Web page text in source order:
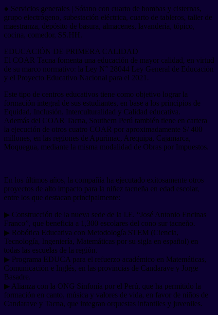
● Servicios generales | Sótano con cuarto de bombas y cisternas,
grupo electrógeno, subestación eléctrica, cuarto de tableros, taller de
maestranza, depósito de basura, almacenes, lavandería, tópico,
cocina, comedor, SS.HH.
EDUCACIÓN DE PRIMERA CALIDAD
El COAR Tacna fomenta una educación de mayor calidad, en virtud
de su marco normativo: la Ley N° 28044 Ley General de Educación
y el Proyecto Educativo Nacional para el 2021.
Este tipo de centros educativos tiene como objetivo lograr la
formación integral de sus estudiantes, en base a los principios de
Equidad, Inclusión, Interculturalidad y Calidad educativa.
Además del COAR Tacna, Southern Perú también tiene en cartera
la ejecución de otros cuatro COAR por aproximadamente S/ 400
millones, en las regiones de Apurímac, Arequipa, Cajamarca,
Moquegua, mediante la misma modalidad de Obras por Impuestos.
En los últimos años, la compañía ha ejecutado exitosamente otros
proyectos de alto impacto para la niñez tacneña en edad escolar,
entre los que destacan principalmente:
▶ Construcción de la nueva sede de la I.E. “José Antonio Encinas
Franco”, que beneficia a 1,300 escolares del cono sur tacneño.
▶ Robótica Educativa con Metodología STEM (Ciencia,
Tecnología, Ingeniería, Matemáticas por su sigla en español) en
todas las escuelas de la región.
▶ Programa EDUCA para el refuerzo académico en Matemáticas,
Comunicación e Inglés, en las provincias de Candarave y Jorge
Basadre.
▶ Alianza con la ONG Sinfonía por el Perú, que ha permitido la
formación en canto, música y valores de vida, en favor de niños de
Candarave y Tacna, que integran orquestas infantiles y juveniles.